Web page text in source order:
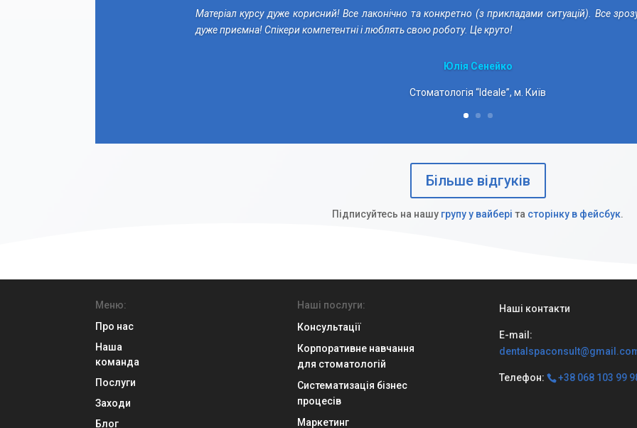
Матеріал курсу дуже корисний! Все лаконічно та конкретно (з прикладами ситуацій). Все
дуже приємна! Спікери компетентні і люблять свою роботу. Це круто!
Юлія Сенейко
Стоматологія “Ideale”, м. Київ
Більше відгуків
Підписуйтесь на нашу групу у вайбері та сторінку в фейсбук.
Меню:
Про нас
Наша
команда
Послуги
Заходи
Блог
Наші послуги:
Консультації
Корпоративне навчання
для стоматологій
Систематизація бізнес
процесів
Маркетинг
Наші контакти
E-mail:
Телефон: +38 068 103 99